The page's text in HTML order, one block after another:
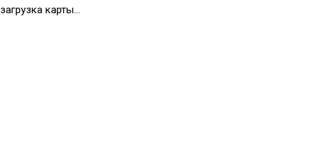
загрузка карты...